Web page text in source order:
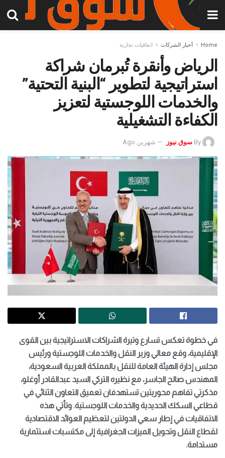
Home أخبار الشركات اتفاقيات تجارية
الرياض وأنقرة تُبرمان شراكة
استراتيجية لتطوير “البنية التحتية”
والخدمات اللوجستية لتعزيز
الكفاءة التشغيلية
By سوق نيوز شهرين Ago
في خطوة تعكس تسارع وتيرة الشراكات الاستراتيجية بين القوى
الإقليمية، وقع معالي وزير النقل والخدمات اللوجستية ورئيس
مجلس إدارة الهيئة العامة للنقل بالمملكة العربية السعودية،
المهندس صالح الجاسر، مع نظيره التركي السيد عبدالقادر أوغلو،
مذكرتي تفاهم محوريتين تستهدفان تعميق التعاون الثنائي في
قطاعي السكك الحديدية والخدمات اللوجستية. وتأتي هذه
الاتفاقيات في إطار سعي الدولتين لتعظيم العوائد الاقتصادية
لقطاع النقل وتحويل الميزات الجغرافية إلى مكتسبات استثمارية
مستدامة.